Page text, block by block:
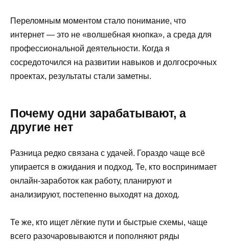
Переломным моментом стало понимание, что
интернет — это не «волшебная кнопка», а среда для
профессиональной деятельности. Когда я
сосредоточился на развитии навыков и долгосрочных
проектах, результаты стали заметны.
Почему одни зарабатывают, а
другие нет
Разница редко связана с удачей. Гораздо чаще всё
упирается в ожидания и подход. Те, кто воспринимает
онлайн-заработок как работу, планируют и
анализируют, постепенно выходят на доход.
Те же, кто ищет лёгкие пути и быстрые схемы, чаще
всего разочаровываются и пополняют ряды